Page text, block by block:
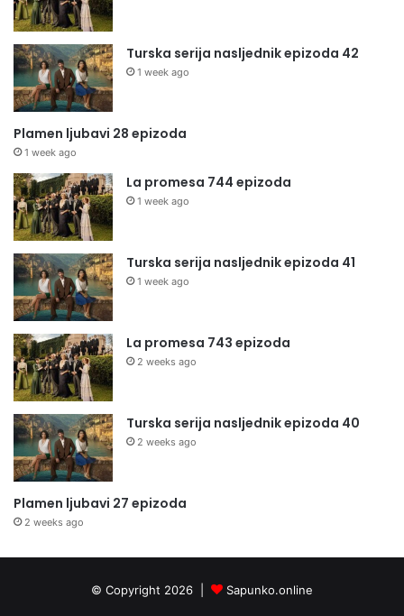
Turska serija nasljednik epizoda 42
1 week ago
Plamen ljubavi 28 epizoda
1 week ago
La promesa 744 epizoda
1 week ago
Turska serija nasljednik epizoda 41
1 week ago
La promesa 743 epizoda
2 weeks ago
Turska serija nasljednik epizoda 40
2 weeks ago
Plamen ljubavi 27 epizoda
2 weeks ago
© Copyright 2026 | Sapunko.online